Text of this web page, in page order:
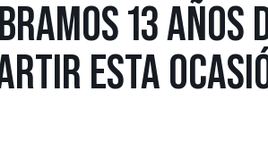
13 AÑOS
ESTA